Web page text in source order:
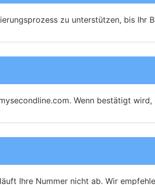
zu unterstützen, bis Ihr
Wenn bestätigt wird,
Ihre Nummer nicht ab. Wir